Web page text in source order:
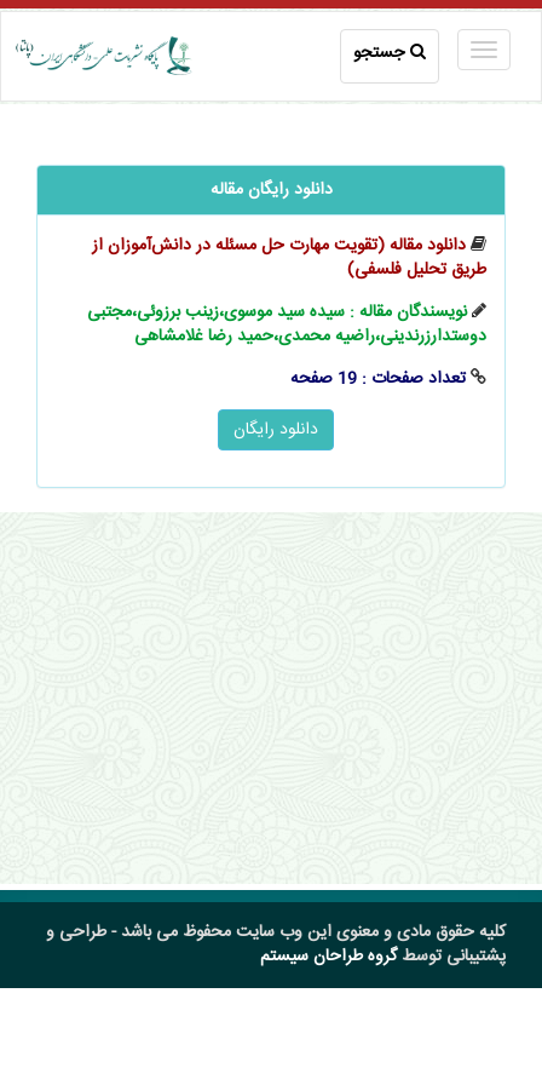
جستجو
دانلود رایگان مقاله
دانلود مقاله (تقویت مهارت حل مسئله در دانش‌آموزان از
طریق تحلیل فلسفی)
نویسندگان مقاله : سیده سید موسوی،زینب برزوئی،مجتبی
دوستدارزرندینی،راضیه محمدی،حمید رضا غلامشاهی
تعداد صفحات : 19 صفحه
کلیه حقوق مادی و معنوی این وب سایت محفوظ می باشد - طراحی و
پشتیبانی توسطگروه طراحان سیستم